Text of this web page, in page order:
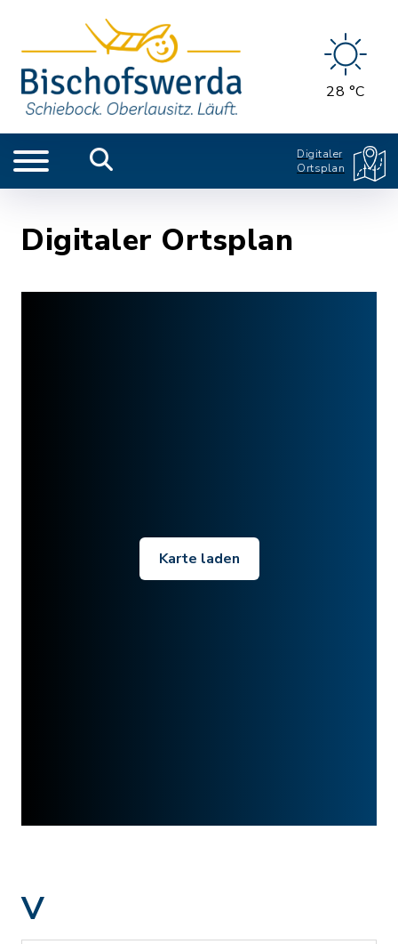
28 °C
Digitaler
Ortsplan
Digitaler Ortsplan
Karte laden
V